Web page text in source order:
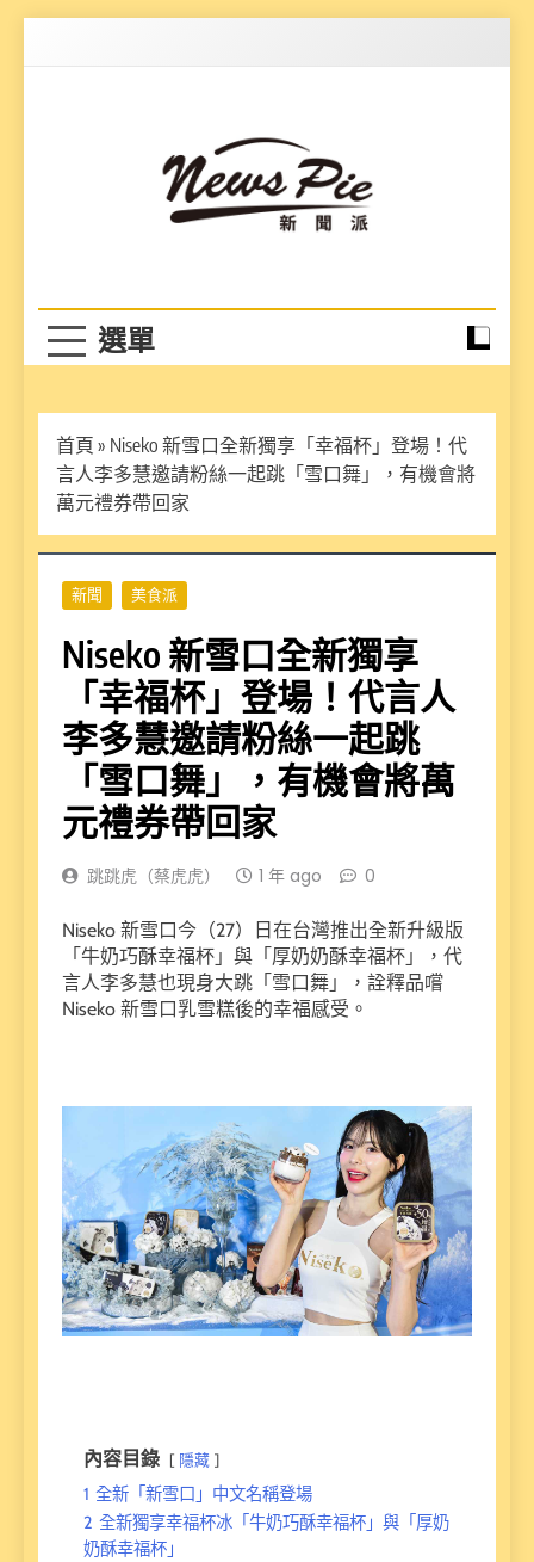
首頁 » Niseko 新雪口全新獨享「幸福杯」登場！代
言人李多慧邀請粉絲一起跳「雪口舞」，有機會將
萬元禮券帶回家
新聞 美食派
Niseko 新雪口全新獨享
「幸福杯」登場！代言人
李多慧邀請粉絲一起跳
「雪口舞」，有機會將萬
元禮券帶回家
跳跳虎（蔡虎虎） 1 年 ago 0
Niseko 新雪口今（27）日在台灣推出全新升級版
「牛奶巧酥幸福杯」與「厚奶奶酥幸福杯」，代
言人李多慧也現身大跳「雪口舞」，詮釋品嚐
Niseko 新雪口乳雪糕後的幸福感受。
內容目錄 隱藏
1 全新「新雪口」中文名稱登場
2 全新獨享幸福杯冰「牛奶巧酥幸福杯」與「厚奶
奶酥幸福杯」